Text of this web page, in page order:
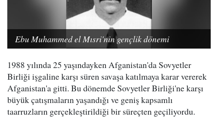
Ebu Muhammed el Mısri'nin gençlik dönemi
1988 yılında 25 yaşındayken Afganistan'da Sovyetler
Birliği işgaline karşı süren savaşa katılmaya karar vererek
Afganistan'a gitti. Bu dönemde Sovyetler Birliği'ne karşı
büyük çatışmaların yaşandığı ve geniş kapsamlı
taarruzların gerçekleştirildiği bir süreçten geçiliyordu.